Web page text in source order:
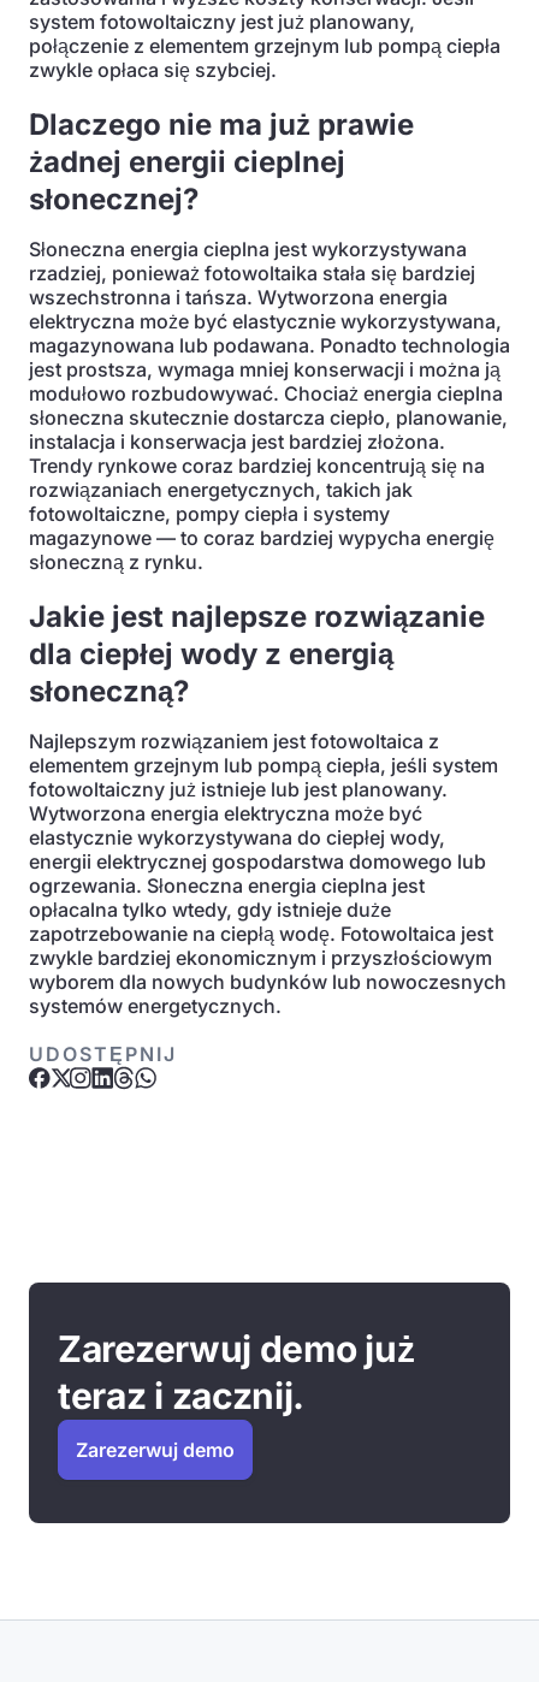
system fotowoltaiczny jest już planowany,
połączenie z elementem grzejnym lub pompą ciepła
zwykle opłaca się szybciej.
Dlaczego nie ma już prawie
żadnej energii cieplnej
słonecznej?
Słoneczna energia cieplna jest wykorzystywana
rzadziej, ponieważ fotowoltaika stała się bardziej
wszechstronna i tańsza. Wytworzona energia
elektryczna może być elastycznie wykorzystywana,
magazynowana lub podawana. Ponadto technologia
jest prostsza, wymaga mniej konserwacji i można ją
modułowo rozbudowywać. Chociaż energia cieplna
słoneczna skutecznie dostarcza ciepło, planowanie,
instalacja i konserwacja jest bardziej złożona.
Trendy rynkowe coraz bardziej koncentrują się na
rozwiązaniach energetycznych, takich jak
fotowoltaiczne, pompy ciepła i systemy
magazynowe — to coraz bardziej wypycha energię
słoneczną z rynku.
Jakie jest najlepsze rozwiązanie
dla ciepłej wody z energią
słoneczną?
Najlepszym rozwiązaniem jest fotowoltaica z
elementem grzejnym lub pompą ciepła, jeśli system
fotowoltaiczny już istnieje lub jest planowany.
Wytworzona energia elektryczna może być
elastycznie wykorzystywana do ciepłej wody,
energii elektrycznej gospodarstwa domowego lub
ogrzewania. Słoneczna energia cieplna jest
opłacalna tylko wtedy, gdy istnieje duże
zapotrzebowanie na ciepłą wodę. Fotowoltaica jest
zwykle bardziej ekonomicznym i przyszłościowym
wyborem dla nowych budynków lub nowoczesnych
systemów energetycznych.
UDOSTĘPNIJ
Zarezerwuj demo już
teraz i zacznij.
Zarezerwuj demo